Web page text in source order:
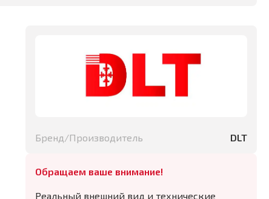
Бренд/Производитель DLT
Обращаем ваше внимание!
Реальный внешний вид и технические